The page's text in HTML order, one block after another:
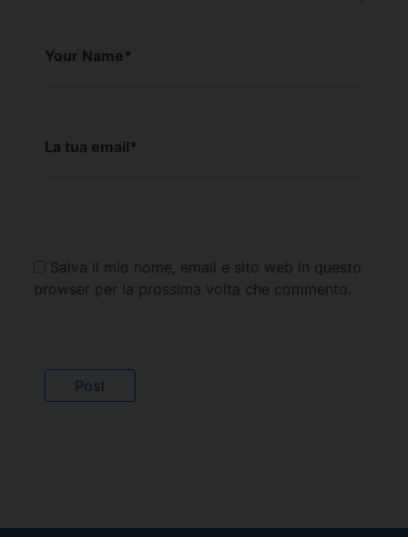
Your Name*
La tua email*
Salva il mio nome, email e sito web in questo
browser per la prossima volta che commento.